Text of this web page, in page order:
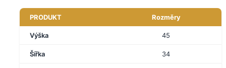
PRODUKT Rozměry
Výška 45
Šířka 34